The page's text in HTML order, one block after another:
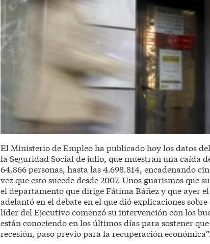
El Ministerio de Empleo ha publicado hoy los datos
la Seguridad Social de julio, que muestran una caída
64.866 personas, hasta las 4.698.814, encadenando
vez que esto sucede desde 2007. Unos guarismos que
el departamento que dirige Fátima Báñez y que ayer
adelantó en el debate en el que dió explicaciones sobre
líder del Ejecutivo comenzó su intervención con los
están conociendo en los últimos días para sostener
recesión, paso previo para la recuperación económica”.